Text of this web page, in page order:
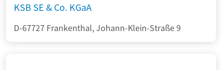
KSB SE & Co. KGaA
D-67727 Frankenthal, Johann-Klein-Straße 9